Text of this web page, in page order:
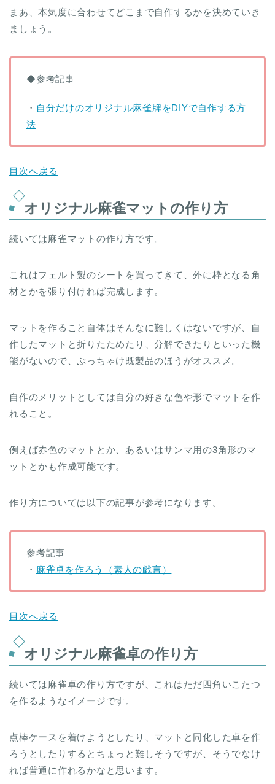
まあ、本気度に合わせてどこまで自作するかを決めていき
ましょう。
◆参考記事
・ 自分だけのオリジナル麻雀牌をDIYで自作する方
法
目次へ戻る
オリジナル麻雀マットの作り方
続いては麻雀マットの作り方です。
これはフェルト製のシートを買ってきて、外に枠となる角
材とかを張り付ければ完成します。
マットを作ること自体はそんなに難しくはないですが、自
作したマットと折りたためたり、分解できたりといった機
能がないので、ぶっちゃけ既製品のほうがオススメ。
自作のメリットとしては自分の好きな色や形でマットを作
れること。
例えば赤色のマットとか、あるいはサンマ用の3角形のマ
ットとかも作成可能です。
作り方については以下の記事が参考になります。
参考記事
・ 麻雀卓を作ろう（素人の戯言）
目次へ戻る
オリジナル麻雀卓の作り方
続いては麻雀卓の作り方ですが、これはただ四角いこたつ
を作るようなイメージです。
点棒ケースを着けようとしたり、マットと同化した卓を作
ろうとしたりするとちょっと難しそうですが、そうでなけ
れば普通に作れるかなと思います。